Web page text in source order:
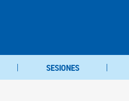
SESIONES